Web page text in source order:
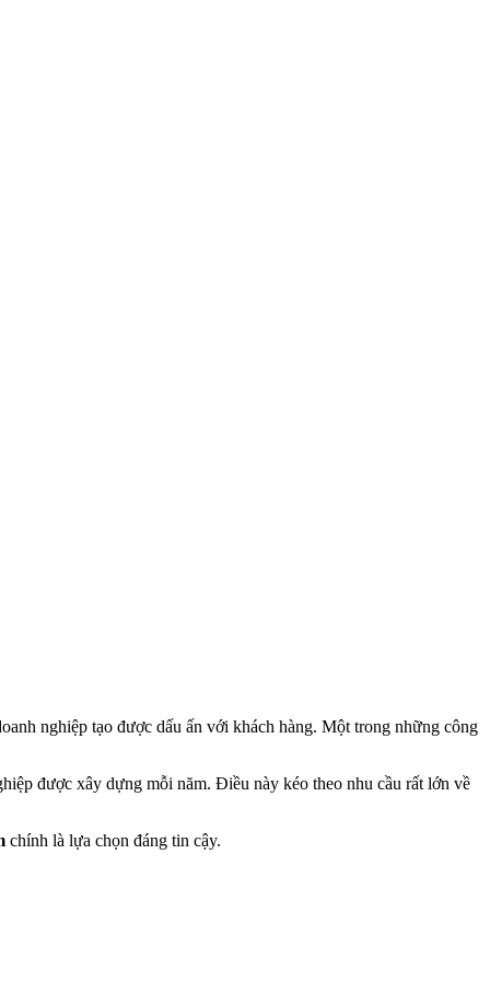
nghiệp tạo được dấu ấn với khách hàng. Một trong những công
được xây dựng mỗi năm. Điều này kéo theo nhu cầu rất lớn về
chính là lựa chọn đáng tin cậy.